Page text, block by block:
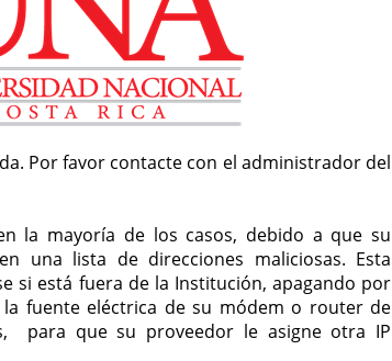
Por favor contacte con el administrador del
la mayoría de los casos, debido a que su
una lista de direcciones maliciosas. Esta
si está fuera de la Institución, apagando por
fuente eléctrica de su módem o router de
para que su proveedor le asigne otra IP